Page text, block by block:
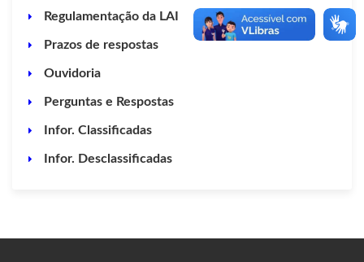
Regulamentação da LAI
Prazos de respostas
Ouvidoria
Perguntas e Respostas
Infor. Classificadas
Infor. Desclassificadas